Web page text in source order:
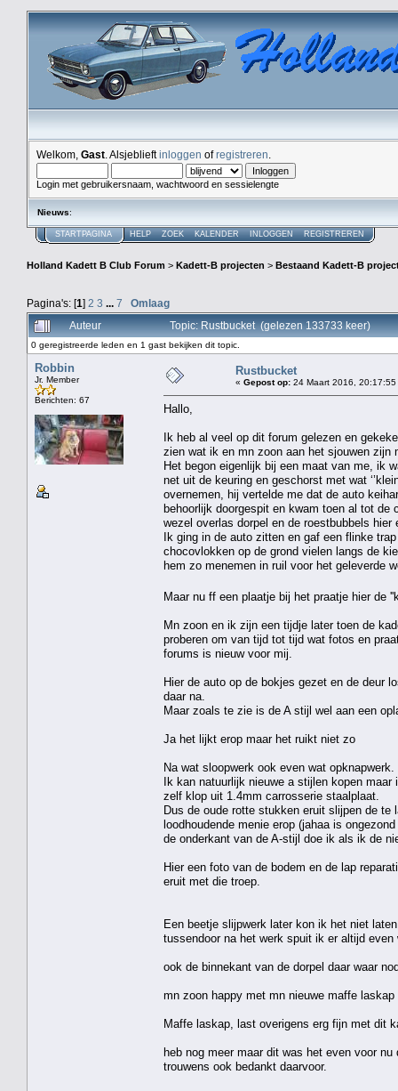
Welkom, Gast . Alsjeblieftinloggen ofregistreren
Login met gebruikersnaam, wachtwoord en sessielengte
Nieuws:
STARTPAGINA HELP ZOEK KALENDER INLOGGEN REGISTREREN
Holland Kadett B Club Forum > Kadett-B projecten > Bestaand Kadett-B
Pagina's: [1] 2 3 ... 7
Omlaag
Auteur
Topic: Rustbucket (gelezen 133733 keer)
0 geregistreerde leden en 1 gast bekijken dit topic.
Robbin
Jr. Member
Berichten: 67
Rustbucket
« Gepost op: 24 Maart 2016, 20:17:55
Hallo,
Ik heb al veel op dit forum gelezen en
zien wat ik en mn zoon aan het sjouwen zijn
Het begon eigenlijk bij een maat van me, ik
net uit de keuring en geschorst met wat
overnemen, hij vertelde me dat de auto
behoorlijk doorgespit en kwam toen al tot
wezel overlas dorpel en de roestbubbels
Ik ging in de auto zitten en gaf een flinke
chocovlokken op de grond vielen langs de
hem zo menemen in ruil voor het geleverde
Maar nu ff een plaatje bij het praatje hier de
Mn zoon en ik zijn een tijdje later toen de
proberen om van tijd tot tijd wat fotos en
forums is nieuw voor mij.
Hier de auto op de bokjes gezet en de deur
daar na.
Maar zoals te zie is de A stijl wel aan een
Ja het lijkt erop maar het ruikt niet zo
Na wat sloopwerk ook even wat opknapwerk.
Ik kan natuurlijk nieuwe a stijlen kopen
zelf klop uit 1.4mm carrosserie staalplaat.
Dus de oude rotte stukken eruit slijpen de te
loodhoudende menie erop (jahaa is
de onderkant van de A-stijl doe ik als ik de
Hier een foto van de bodem en de lap
eruit met die troep.
Een beetje slijpwerk later kon ik het niet
tussendoor na het werk spuit ik er altijd
ook de binnekant van de dorpel daar waar
mn zoon happy met mn nieuwe maffe
Maffe laskap, last overigens erg fijn met dit
heb nog meer maar dit was het even voor
trouwens ook bedankt daarvoor.